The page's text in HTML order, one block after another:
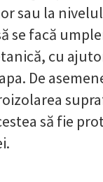
sau la
se facă
cu
De
să fie